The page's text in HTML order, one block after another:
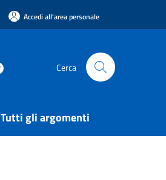
Accedi all'area personale
Cerca
Tutti gli argomenti